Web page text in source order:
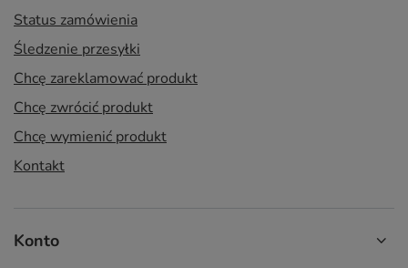
Status zamówienia
Śledzenie przesyłki
Chcę zareklamować produkt
Chcę zwrócić produkt
Chcę wymienić produkt
Kontakt
Konto